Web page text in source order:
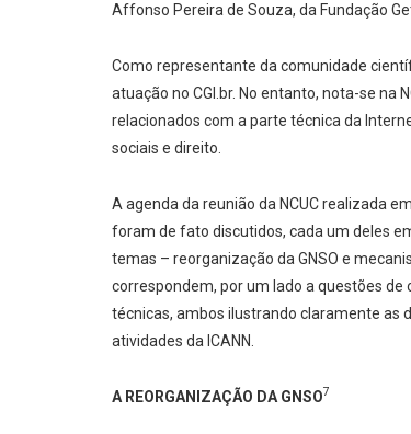
Affonso Pereira de Souza, da Fundação
Como representante da comunidade
atuação no CGI.br. No entanto, nota-se na
relacionados com a parte técnica da
sociais e direito.
A agenda da reunião da NCUC realizada
foram de fato discutidos, cada um deles
temas – reorganização da GNSO e
correspondem, por um lado a questões de
técnicas, ambos ilustrando claramente as
atividades da ICANN.
A REORGANIZAÇÃO DA GNSO7